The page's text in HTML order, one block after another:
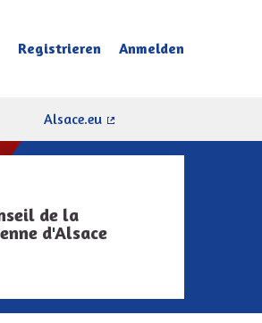
la langue Sprache wählen
Registrieren Anmelden
Alsace.eu
de la
d'Alsace